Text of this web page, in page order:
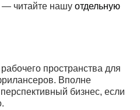
— читайте нашу отдельную
пространства для
Вполне
бизнес, если